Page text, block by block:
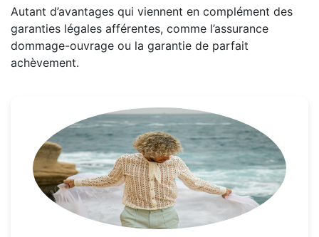
Autant d’avantages qui viennent en complément des
garanties légales afférentes, comme l’assurance
dommage-ouvrage ou la garantie de parfait
achèvement.